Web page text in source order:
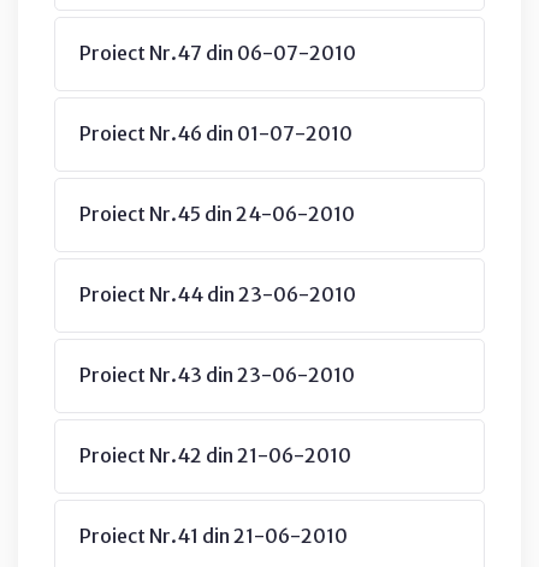
Proiect Nr.47 din 06-07-2010
Proiect Nr.46 din 01-07-2010
Proiect Nr.45 din 24-06-2010
Proiect Nr.44 din 23-06-2010
Proiect Nr.43 din 23-06-2010
Proiect Nr.42 din 21-06-2010
Proiect Nr.41 din 21-06-2010